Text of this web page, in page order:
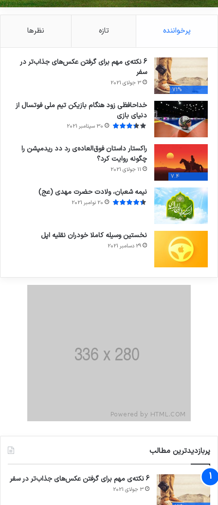
پرخواننده تازه نظرها
71%
6 نکته‌ی مهم برای گرفتن عکس‌های جذاب‌تر در
سفر
3 جولای 2021
خداحافظی زود هنگام بازیکن تیم ملی فوتسال از
دنیای بازی
30 سپتامبر 2021
7.4
راکستار داستان فوق‌العاده‌ی رد دد ریدمپشن را
چگونه روایت کرد؟
11 جولای 2021
نیمه شعبان، ولادت حضرت مهدی (عج)
20 نوامبر 2021
نخستین وسیله کاملا خودران نقلیه اپل
29 دسامبر 2021
پربازدیدترین مطالب
6 نکته‌ی مهم برای گرفتن عکس‌های جذاب‌تر در سفر
3 جولای 2021